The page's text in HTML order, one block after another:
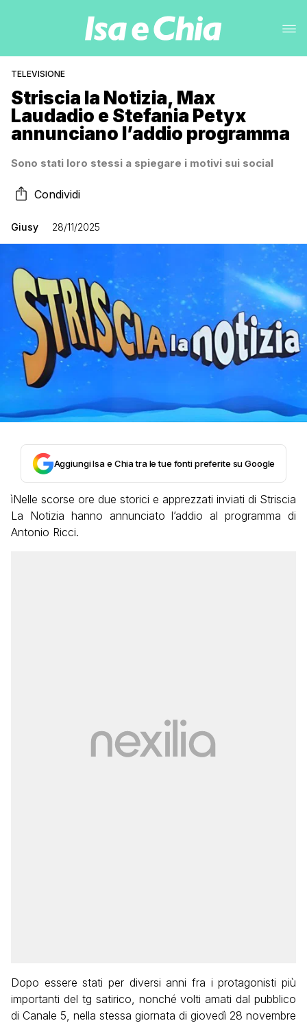
TELEVISIONE
Striscia la Notizia, Max
Laudadio e Stefania Petyx
annunciano l’addio programma
Sono stati loro stessi a spiegare i motivi sui social
Condividi
Giusy 28/11/2025
Aggiungi Isa e Chia tra le tue fonti preferite su Google
ìNelle scorse ore due storici e apprezzati inviati di Striscia
La Notizia hanno annunciato l’addio al programma di
Antonio Ricci.
Dopo essere stati per diversi anni fra i protagonisti più
importanti del tg satirico, nonché volti amati dal pubblico
di Canale 5, nella stessa giornata di giovedì 28 novembre